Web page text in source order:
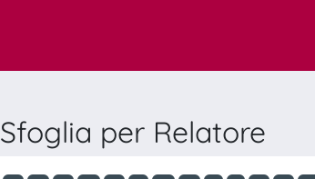
Sfoglia per Relatore